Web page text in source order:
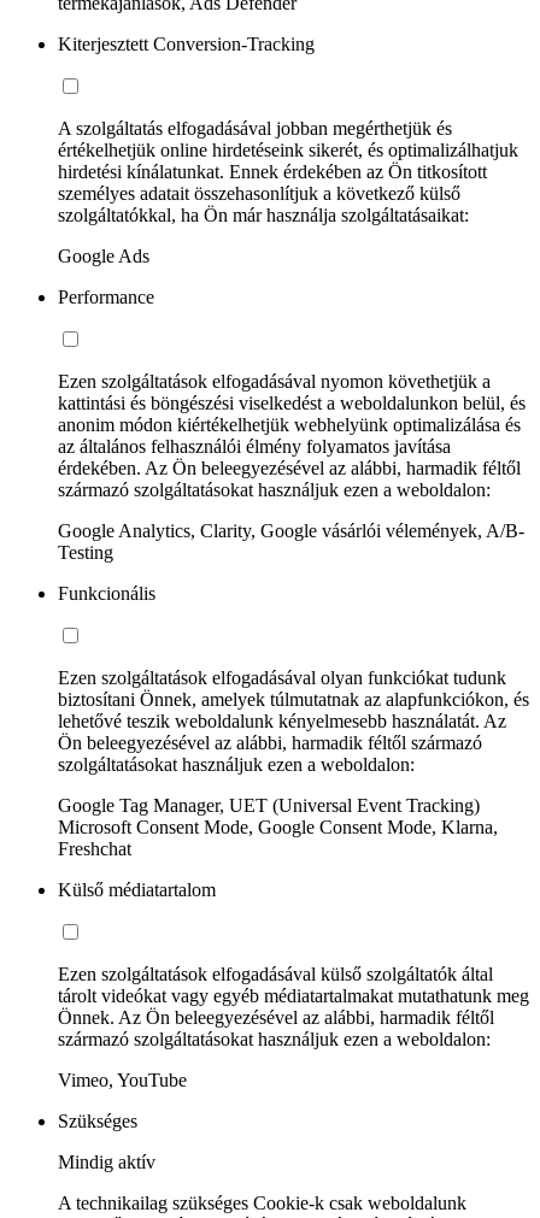
Kiterjesztett Conversion-Tracking
A szolgáltatás elfogadásával jobban megérthetjük és
értékelhetjük online hirdetéseink sikerét, és optimalizálhatjuk
hirdetési kínálatunkat. Ennek érdekében az Ön titkosított
személyes adatait összehasonlítjuk a következő külső
szolgáltatókkal, ha Ön már használja szolgáltatásaikat:
Google Ads
Performance
Ezen szolgáltatások elfogadásával nyomon követhetjük a
kattintási és böngészési viselkedést a weboldalunkon belül, és
anonim módon kiértékelhetjük webhelyünk optimalizálása és
az általános felhasználói élmény folyamatos javítása
érdekében. Az Ön beleegyezésével az alábbi, harmadik féltől
származó szolgáltatásokat használjuk ezen a weboldalon:
Google Analytics, Clarity, Google vásárlói vélemények, A/B-
Testing
Funkcionális
Ezen szolgáltatások elfogadásával olyan funkciókat tudunk
biztosítani Önnek, amelyek túlmutatnak az alapfunkciókon, és
lehetővé teszik weboldalunk kényelmesebb használatát. Az
Ön beleegyezésével az alábbi, harmadik féltől származó
szolgáltatásokat használjuk ezen a weboldalon:
Google Tag Manager, UET (Universal Event Tracking)
Microsoft Consent Mode, Google Consent Mode, Klarna,
Freshchat
Külső médiatartalom
Ezen szolgáltatások elfogadásával külső szolgáltatók által
tárolt videókat vagy egyéb médiatartalmakat mutathatunk meg
Önnek. Az Ön beleegyezésével az alábbi, harmadik féltől
származó szolgáltatásokat használjuk ezen a weboldalon:
Vimeo, YouTube
Szükséges
Mindig aktív
A technikailag szükséges Cookie-k csak weboldalunk